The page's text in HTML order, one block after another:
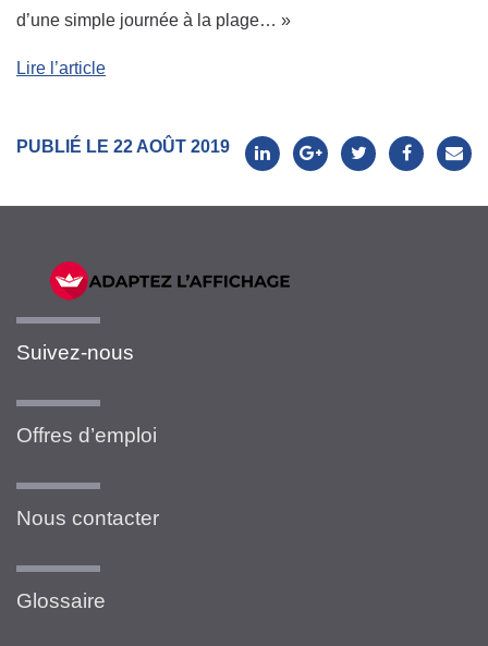
d’une simple journée à la plage… »
Lire l’article
PUBLIÉ LE 22 AOÛT 2019
Suivez-nous
Offres d’emploi
Nous contacter
Glossaire